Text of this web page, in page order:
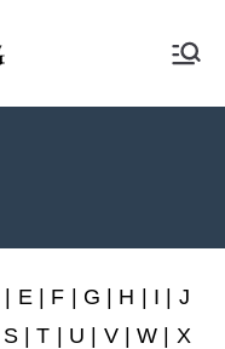
XEBAN-Verlag
E| F G H I
J
S |T U V|W
X